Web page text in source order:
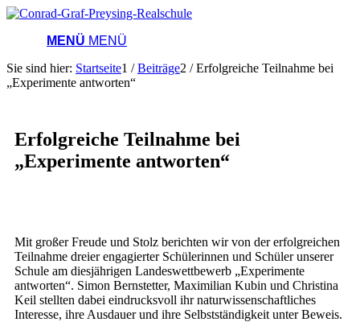
MENÜ MENÜ
Sie sind hier: Startseite1 / Beiträge2 / Erfolgreiche Teilnahme bei
„Experimente antworten“
Erfolgreiche Teilnahme bei
„Experimente antworten“
Mit großer Freude und Stolz berichten wir von der erfolgreichen
Teilnahme dreier engagierter Schülerinnen und Schüler unserer
Schule am diesjährigen Landeswettbewerb „Experimente
antworten“. Simon Bernstetter, Maximilian Kubin und Christina
Keil stellten dabei eindrucksvoll ihr naturwissenschaftliches
Interesse, ihre Ausdauer und ihre Selbstständigkeit unter Beweis.